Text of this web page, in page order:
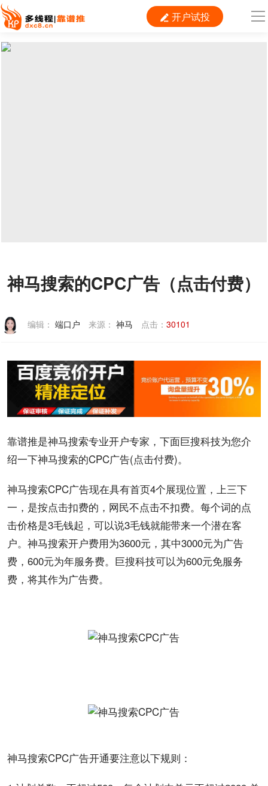
 开户试投
导
联系我们
神马搜索的CPC广告（点击付费）
编辑： 端口户 来源： 神马 点击： 30101
靠谱推是神马搜索专业开户专家，下面巨搜科技为您介
绍一下神马搜索的CPC广告(点击付费)。
神马搜索CPC广告现在具有首页4个展现位置，上三下
一，是按点击扣费的，网民不点击不扣费。每个词的点
击价格是3毛钱起，可以说3毛钱就能带来一个潜在客
户。神马搜索开户费用为3600元，其中3000元为广告
费，600元为年服务费。巨搜科技可以为600元免服务
费，将其作为广告费。
神马搜索CPC广告开通要注意以下规则：